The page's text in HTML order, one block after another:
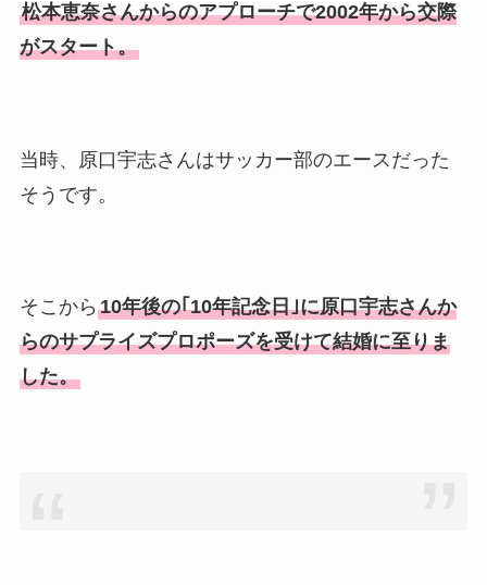
松本恵奈さんからのアプローチで2002年から交際
がスタート。
当時、原口宇志さんはサッカー部のエースだった
そうです。
そこから 10年後の｢10年記念日｣に原口宇志さんか
らのサプライズプロポーズを受けて結婚に至りま
した。